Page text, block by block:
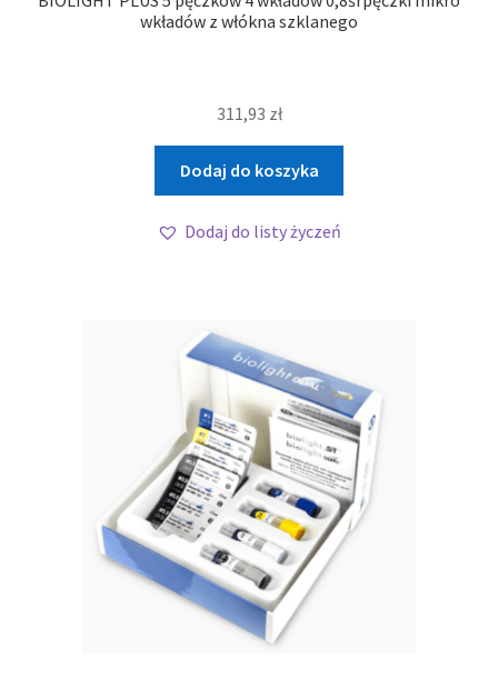
wkładów z włókna szklanego
311,93 zł
Dodaj do koszyka
Dodaj do listy życzeń